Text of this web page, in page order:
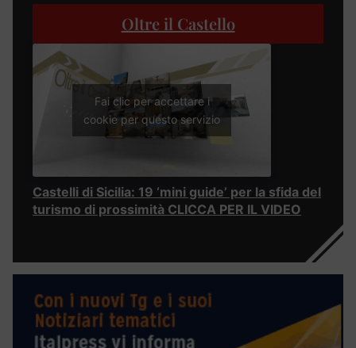
Oltre il Castello
Fai clic per accettare i
cookie per questo servizio
Castelli di Sicilia: 19 ‘mini guide’ per la sfida del
turismo di prossimità CLICCA PER IL VIDEO